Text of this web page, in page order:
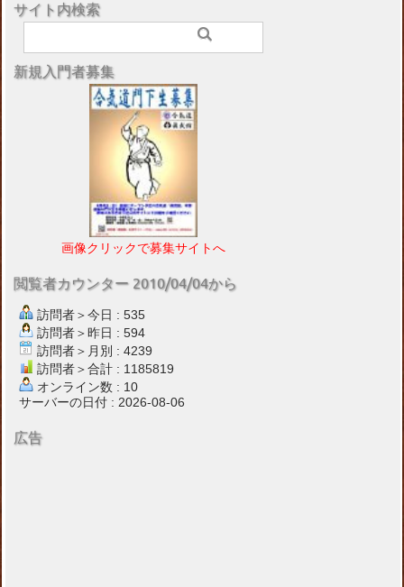
サイト内検索
新規入門者募集
画像クリックで募集サイトへ
閲覧者カウンター 2010/04/04から
訪問者＞今日 : 535
訪問者＞昨日 : 594
訪問者＞月別 : 4239
訪問者＞合計 : 1185819
オンライン数 : 10
サーバーの日付 : 2026-08-06
広告